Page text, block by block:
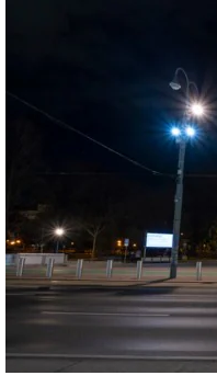
© Krone Multimedia GmbH
Muthgasse 2, 1190 Wien